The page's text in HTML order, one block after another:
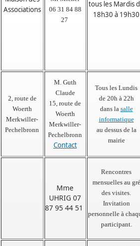
Associations
06 31 84 88
27
tous les Mardis
18h30 à 19h30
2, route de
Woerth
Merkwiller-
Pechelbronn
M. Guth
Claude
15, route de
Woerth
Merkwiller-
Pechelbronn
Contact
Tous les Lundis
de 20h à 22h
dans la salle
informatique
au dessus de la
mairie
Mme
UHRIG 07
87 95 44 51
Rencontres
mensuelles au gré
des visites.
Invitation
personnelle à
participant.